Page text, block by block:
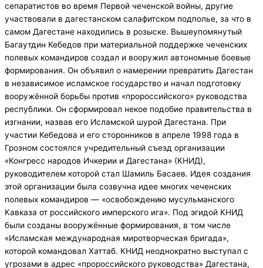
сепаратистов во время Первой чеченской войны, другие
участвовали в дагестанском салафитском подполье, за что в
самом Дагестане находились в розыске. Вышеупомянутый
Багаутдин Кебедов при материальной поддержке чеченских
полевых командиров создал и вооружил автономные боевые
формирования. Он объявил о намерении превратить Дагестан
в независимое исламское государство и начал подготовку
вооружённой борьбы против «пророссийского» руководства
республики. Он сформировал некое подобие правительства в
изгнании, назвав его Исламской шурой Дагестана. При
участии Кебедова и его сторонников в апреле 1998 года в
Грозном состоялся учредительный съезд организации
«Конгресс народов Ичкерии и Дагестана» (КНИД),
руководителем которой стал Шамиль Басаев. Идея создания
этой организации была созвучна идее многих чеченских
полевых командиров — «освобождению мусульманского
Кавказа от российского имперского ига». Под эгидой КНИД
были созданы вооружённые формирования, в том числе
«Исламская международная миротворческая бригада»,
которой командовал Хаттаб. КНИД неоднократно выступал с
угрозами в адрес «пророссийского руководства» Дагестана,